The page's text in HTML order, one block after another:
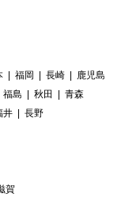
福岡 長崎
鹿児島
福島 秋田
青森
井
長野
賀